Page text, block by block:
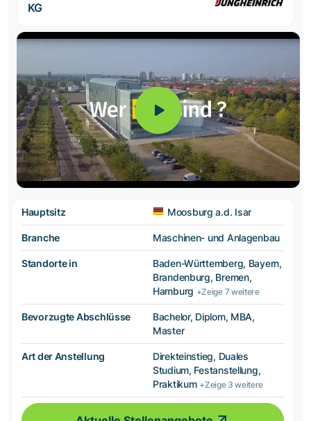
KG
Hauptsitz Moosburg a.d. Isar
Branche Maschinen- und Anlagenbau
Standorte in
Baden-Württemberg, Bayern,
Brandenburg, Bremen,
Hamburg +Zeige 7 weitere
Bevorzugte Abschlüsse
Bachelor, Diplom, MBA,
Master
Art der Anstellung
Direkteinstieg, Duales
Studium, Festanstellung,
Praktikum +Zeige 3 weitere